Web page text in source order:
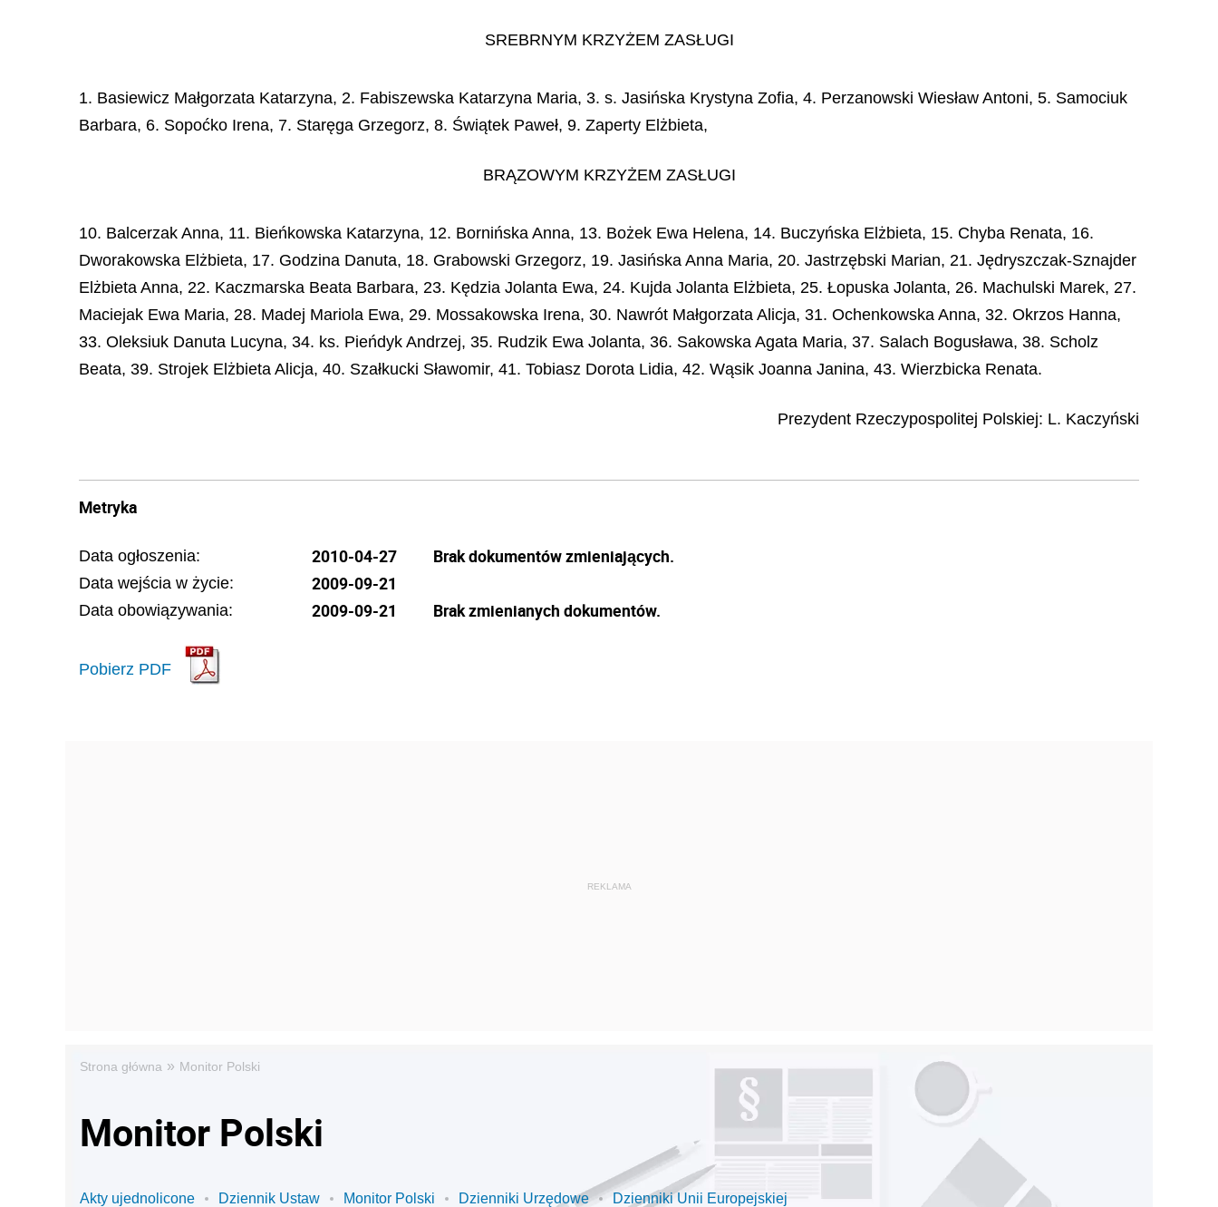
SREBRNYM KRZYŻEM ZASŁUGI
1. Basiewicz Małgorzata Katarzyna, 2. Fabiszewska Katarzyna Maria, 3. s. Jasińska Krystyna Zofia, 4. Perzanowski Wiesław Antoni, 5. Samociuk
Barbara, 6. Sopoćko Irena, 7. Staręga Grzegorz, 8. Świątek Paweł, 9. Zaperty Elżbieta,
BRĄZOWYM KRZYŻEM ZASŁUGI
10. Balcerzak Anna, 11. Bieńkowska Katarzyna, 12. Bornińska Anna, 13. Bożek Ewa Helena, 14. Buczyńska Elżbieta, 15. Chyba Renata, 16.
Dworakowska Elżbieta, 17. Godzina Danuta, 18. Grabowski Grzegorz, 19. Jasińska Anna Maria, 20. Jastrzębski Marian, 21. Jędryszczak-Sznajder
Elżbieta Anna, 22. Kaczmarska Beata Barbara, 23. Kędzia Jolanta Ewa, 24. Kujda Jolanta Elżbieta, 25. Łopuska Jolanta, 26. Machulski Marek, 27.
Maciejak Ewa Maria, 28. Madej Mariola Ewa, 29. Mossakowska Irena, 30. Nawrót Małgorzata Alicja, 31. Ochenkowska Anna, 32. Okrzos Hanna,
33. Oleksiuk Danuta Lucyna, 34. ks. Pieńdyk Andrzej, 35. Rudzik Ewa Jolanta, 36. Sakowska Agata Maria, 37. Salach Bogusława, 38. Scholz
Beata, 39. Strojek Elżbieta Alicja, 40. Szałkucki Sławomir, 41. Tobiasz Dorota Lidia, 42. Wąsik Joanna Janina, 43. Wierzbicka Renata.
Prezydent Rzeczypospolitej Polskiej: L. Kaczyński
Metryka
Data ogłoszenia: 2010-04-27
Data wejścia w życie: 2009-09-21
Data obowiązywania: 2009-09-21
Pobierz PDF
Brak dokumentów zmieniających.
Brak zmienianych dokumentów.
Strona główna » Monitor Polski
Monitor Polski
Akty ujednolicone Dziennik Ustaw Monitor Polski Dzienniki Urzędowe Dzienniki Unii Europejskiej